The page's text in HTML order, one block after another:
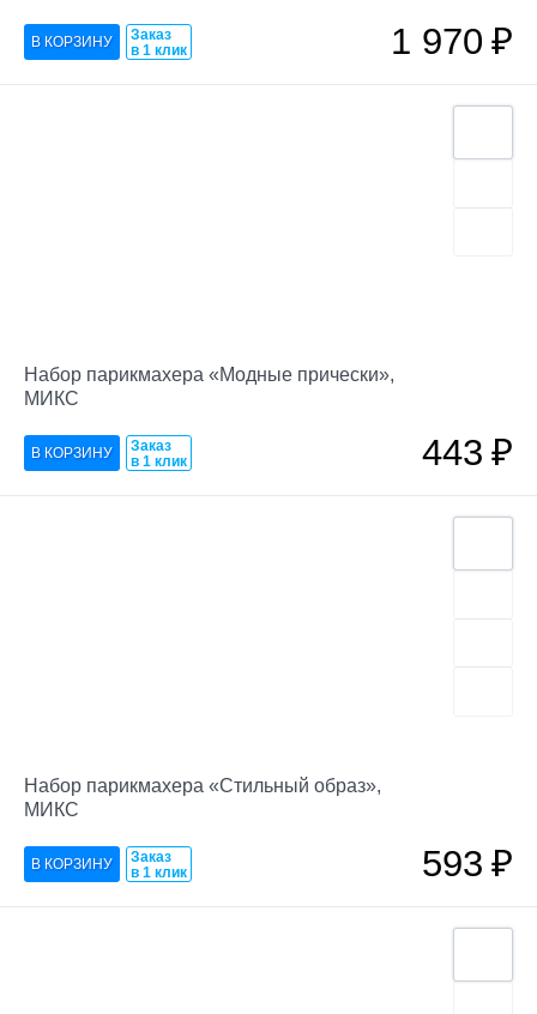
Заказ
в 1 клик
1 970₽
Набор парикмахера «Модные прически»,
МИКС
Заказ
в 1 клик
443₽
Набор парикмахера «Стильный образ»,
МИКС
Заказ
в 1 клик
593₽